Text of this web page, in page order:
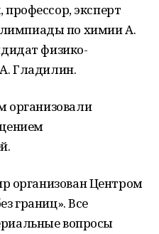
эксперт
по химии А.
физико-
Гладилин.
Центром
границ». Все
вопросы